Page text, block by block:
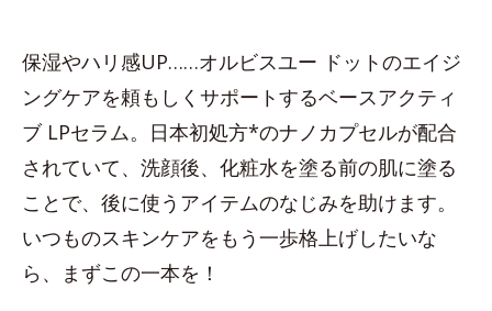
保湿やハリ感UP……オルビスユー ドットのエイジ
ングケアを頼もしくサポートするベースアクティ
ブ LPセラム。日本初処方*のナノカプセルが配合
されていて、洗顔後、化粧水を塗る前の肌に塗る
ことで、後に使うアイテムのなじみを助けます。
いつものスキンケアをもう一歩格上げしたいな
ら、まずこの一本を！